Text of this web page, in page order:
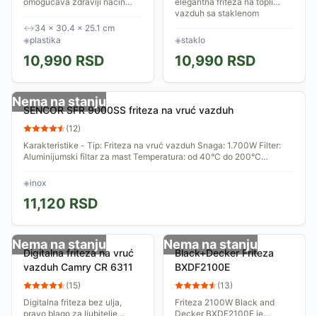
Koristeći tehnologiju vrućeg
vazduha, ova friteza smanjuje
potrebu za uljem,...
↔34 × 30.4 × 25.1 cm
◈plastika
10,990 RSD
vazduh sa staklenom
pripremu zdravijih obroka bez
dodatnog ulja. Ima 8
programa...
◈staklo
10,990 RSD
Nema na stanju
SENCOR SFR 9000SS friteza na vruć vazduh
(12)
Karakteristike - Tip: Friteza na vruć vazduh Snaga: 1.700W Filter:
Aluminijumski filtar za mast Temperatura: od 40°C do 200°C
◈inox
11,120 RSD
Nema na stanju
Digitalna friteza na vruć
vazduh Camry CR 6311
(15)
Digitalna friteza bez ulja,
pravo blago za ljubitelje
Nema na stanju
Black+Decker Friteza
BXDF2100E
(13)
Friteza 2100W Black and
Decker BXDF2100E je